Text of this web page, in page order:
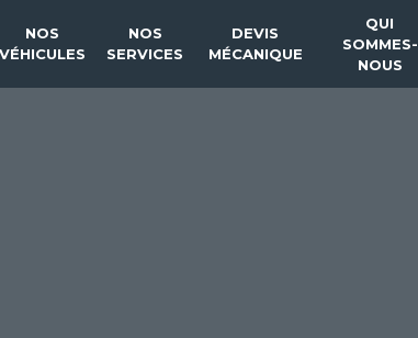
NOS
VÉHICULES
NOS
SERVICES
DEVIS
MÉCANIQUE
QUI
SOMMES-
NOUS